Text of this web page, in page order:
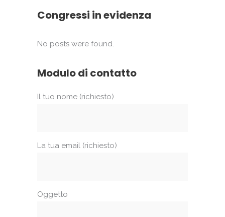
Congressi in evidenza
No posts were found.
Modulo di contatto
Il tuo nome (richiesto)
La tua email (richiesto)
Oggetto